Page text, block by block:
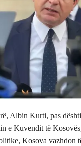
Albin Kurti, pas
e Kuvendit të
Kosova vazhdon